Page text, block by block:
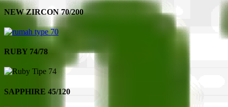
NEW ZIRCON 70/200
RUBY 74/78
SAPPHIRE 45/120